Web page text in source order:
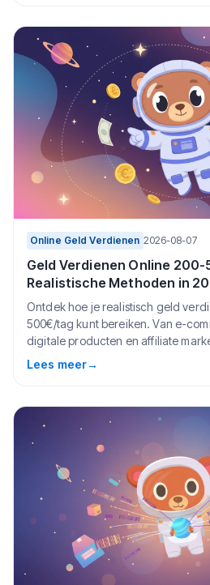
Online Geld Verdienen 2026-08-07
Geld Verdienen Online
Realistische Methoden in
Ontdek hoe je realistisch geld
500€/tag kunt bereiken. Van e-
digitale producten en affiliate
Lees meer→